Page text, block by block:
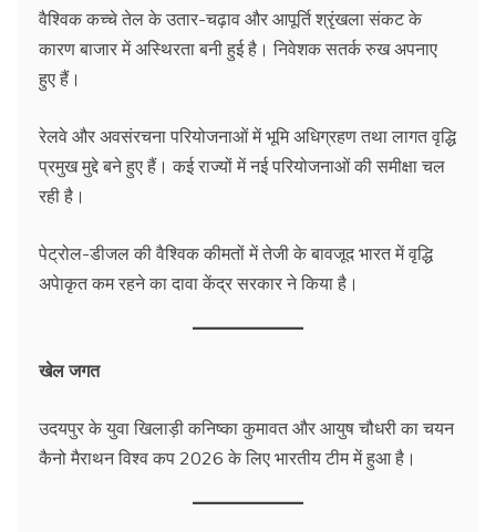
वैश्विक कच्चे तेल के उतार-चढ़ाव और आपूर्ति श्रृंखला संकट के
कारण बाजार में अस्थिरता बनी हुई है। निवेशक सतर्क रुख अपनाए
हुए हैं।
रेलवे और अवसंरचना परियोजनाओं में भूमि अधिग्रहण तथा लागत वृद्धि
प्रमुख मुद्दे बने हुए हैं। कई राज्यों में नई परियोजनाओं की समीक्षा चल
रही है।
पेट्रोल-डीजल की वैश्विक कीमतों में तेजी के बावजूद भारत में वृद्धि
अपेाकृत कम रहने का दावा केंद्र सरकार ने किया है।
खेल जगत
उदयपुर के युवा खिलाड़ी कनिष्का कुमावत और आयुष चौधरी का चयन
कैनो मैराथन विश्व कप 2026 के लिए भारतीय टीम में हुआ है।